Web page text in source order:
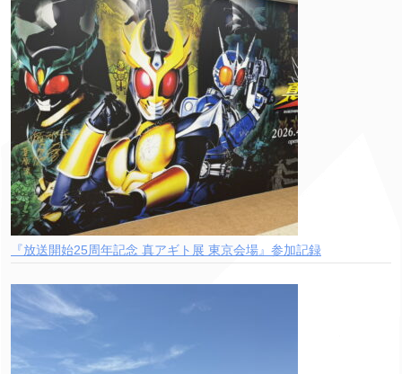
『放送開始25周年記念 真アギト展 東京会場』参加記録